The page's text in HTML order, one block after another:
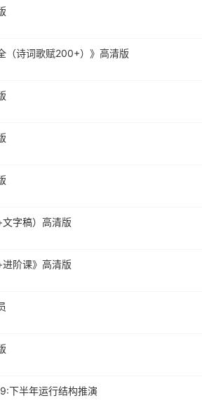
（诗词歌赋200+）》高清版
字稿）高清版
阶课》高清版
下半年运行结构推演